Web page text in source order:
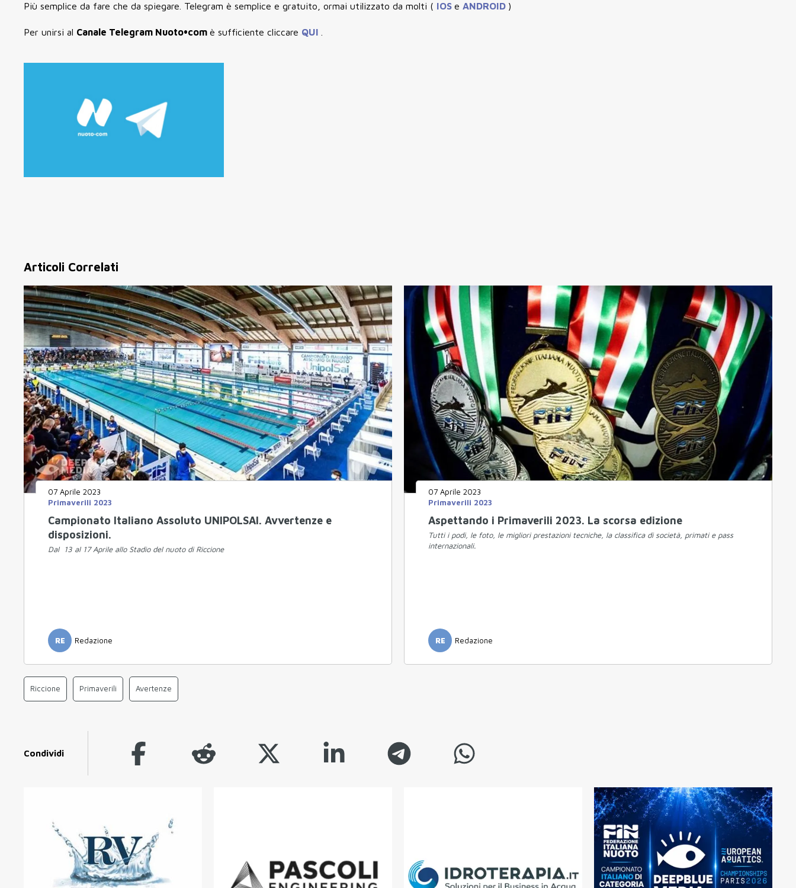
Più semplice da fare che da spiegare. Telegram è semplice e gratuito, ormai utilizzato da molti ( IOS e ANDROID )
Per unirsi al Canale Telegram Nuoto•com è sufficiente cliccare QUI
Articoli Correlati
07 Aprile 2023
Primaverili 2023
Campionato Italiano Assoluto UNIPOLSAI. Avvertenze e
disposizioni.
Dal 13 al 17 Aprile allo Stadio del nuoto di Riccione
RE Redazione
07 Aprile 2023
Primaverili 2023
Aspettando i Primaverili 2023. La scorsa edizione
Tutti i podi, le foto, le migliori prestazioni tecniche, la classifica di società, primati e pass
internazionali.
RE Redazione
Riccione Primaverili Avertenze
Condividi